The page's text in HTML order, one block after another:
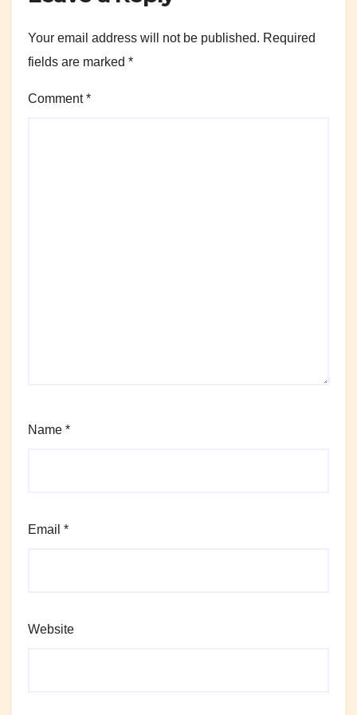
Your email address will not be published. Required
fields are marked *
Comment*
Name *
Email *
Website